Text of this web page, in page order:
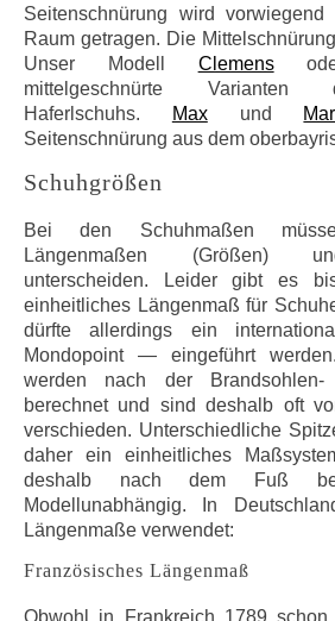
Seitenschnürung wird vorwiegend
Raum getragen. Die
Unser Modell Clemens
mittelgeschnürte Varianten
Haferlschuhs.
Maxund
Seitenschnürung aus dem
Schuhgrößen
Bei den Schuhmaßen
Längenmaßen (Größen)
unterscheiden. Leider gibt es
einheitliches Längenmaß für
dürfte allerdings ein
Mondopoint — eingeführt
werden nach der Brandsohlen-
berechnet und sind deshalb oft
verschieden. Unterschiedliche
daher ein einheitliches
deshalb nach dem Fuß
Modellunabhängig. In
Längenmaße verwendet:
Französisches Längenmaß
Obwohl in Frankreich 1789